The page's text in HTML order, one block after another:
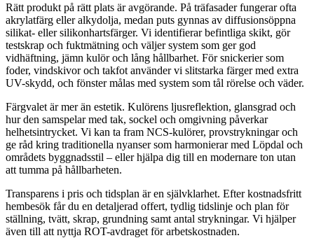
Rätt produkt på rätt plats är avgörande. På träfasader fungerar ofta
akrylatfärg eller alkydolja, medan puts gynnas av diffusionsöppna
silikat- eller silikonhartsfärger. Vi identifierar befintliga skikt, gör
testskrap och fuktmätning och väljer system som ger god
vidhäftning, jämn kulör och lång hållbarhet. För snickerier som
foder, vindskivor och takfot använder vi slitstarka färger med extra
UV-skydd, och fönster målas med system som tål rörelse och väder.
Färgvalet är mer än estetik. Kulörens ljusreflektion, glansgrad och
hur den samspelar med tak, sockel och omgivning påverkar
helhetsintrycket. Vi kan ta fram NCS-kulörer, provstrykningar och
ge råd kring traditionella nyanser som harmonierar med Löpdal och
områdets byggnadsstil – eller hjälpa dig till en modernare ton utan
att tumma på hållbarheten.
Transparens i pris och tidsplan är en självklarhet. Efter kostnadsfritt
hembesök får du en detaljerad offert, tydlig tidslinje och plan för
ställning, tvätt, skrap, grundning samt antal strykningar. Vi hjälper
även till att nyttja ROT-avdraget för arbetskostnaden.